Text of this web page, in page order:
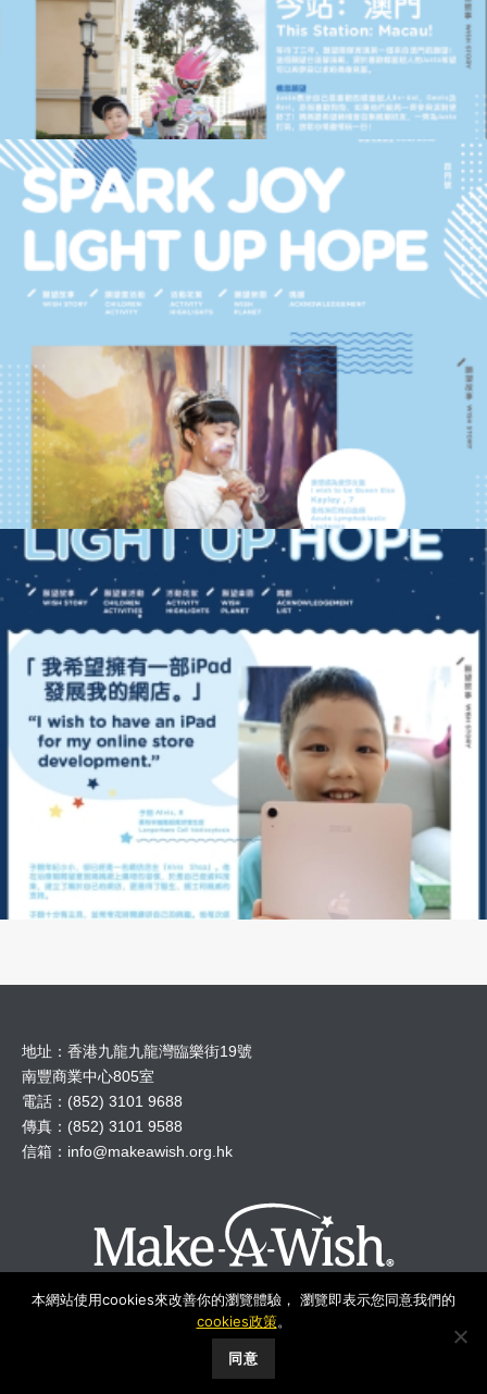
地址：香港九龍九龍灣臨樂街19號
南豐商業中心805室
電話：(852) 3101 9688
傳真：(852) 3101 9588
信箱： info@makeawish.org.hk
© 2018 Make A Wish Hong Kong All Rights Reserved.
Make-A-Wish Foundation International
本網站使用cookies來改善你的瀏覽體驗， 瀏覽即表示您同意我們的
cookies政策。
同意